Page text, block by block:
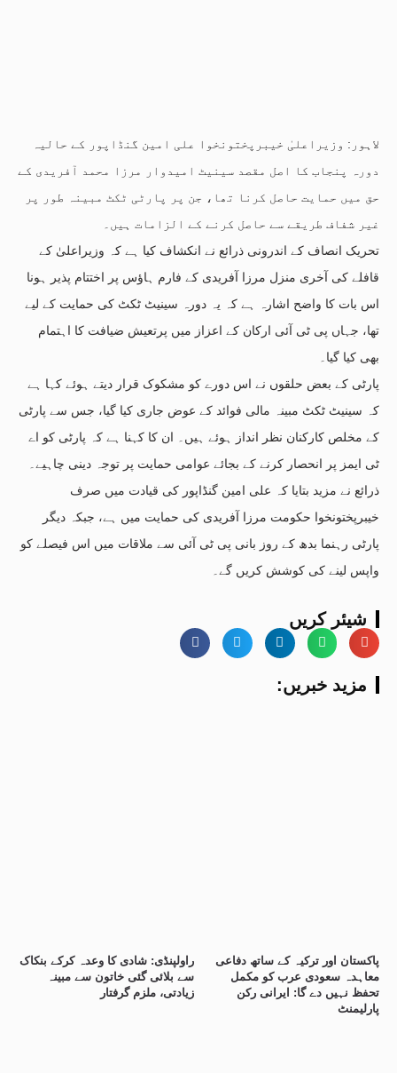
لاہور: وزیراعلیٰ خیبرپختونخوا علی امین گنڈاپور کے حالیہ
دورہ پنجاب کا اصل مقصد سینیٹ امیدوار مرزا محمد آفریدی کے
حق میں حمایت حاصل کرنا تھا، جن پر پارٹی ٹکٹ مبینہ طور پر
غیر شفاف طریقے سے حاصل کرنے کے الزامات ہیں۔
تحریک انصاف کے اندرونی ذرائع نے انکشاف کیا ہے کہ وزیراعلیٰ کے
قافلے کی آخری منزل مرزا آفریدی کے فارم ہاؤس پر اختتام پذیر ہونا
اس بات کا واضح اشارہ ہے کہ یہ دورہ سینیٹ ٹکٹ کی حمایت کے لیے
تھا، جہاں پی ٹی آئی ارکان کے اعزاز میں پرتعیش ضیافت کا اہتمام
بھی کیا گیا۔
پارٹی کے بعض حلقوں نے اس دورے کو مشکوک قرار دیتے ہوئے کہا ہے
کہ سینیٹ ٹکٹ مبینہ مالی فوائد کے عوض جاری کیا گیا، جس سے پارٹی
کے مخلص کارکنان نظر انداز ہوئے ہیں۔ ان کا کہنا ہے کہ پارٹی کو اے
ٹی ایمز پر انحصار کرنے کے بجائے عوامی حمایت پر توجہ دینی چاہیے۔
ذرائع نے مزید بتایا کہ علی امین گنڈاپور کی قیادت میں صرف
خیبرپختونخوا حکومت مرزا آفریدی کی حمایت میں ہے، جبکہ دیگر
پارٹی رہنما بدھ کے روز بانی پی ٹی آئی سے ملاقات میں اس فیصلے کو
واپس لینے کی کوشش کریں گے۔
شیئر کریں
:مزید خبریں
راولپنڈی: شادی کا وعدہ کرکے بنکاک
سے بلائی گئی خاتون سے مبینہ
زیادتی، ملزم گرفتار
پاکستان اور ترکیہ کے ساتھ دفاعی
معاہدہ سعودی عرب کو مکمل
تحفظ نہیں دے گا: ایرانی رکن
پارلیمنٹ